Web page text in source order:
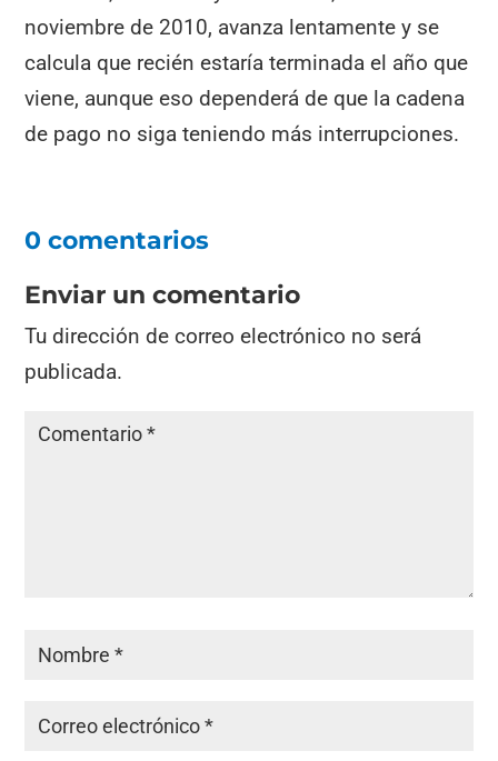
noviembre de 2010, avanza lentamente y se
calcula que recién estaría terminada el año que
viene, aunque eso dependerá de que la cadena
de pago no siga teniendo más interrupciones.
0 comentarios
Enviar un comentario
Tu dirección de correo electrónico no será
publicada.